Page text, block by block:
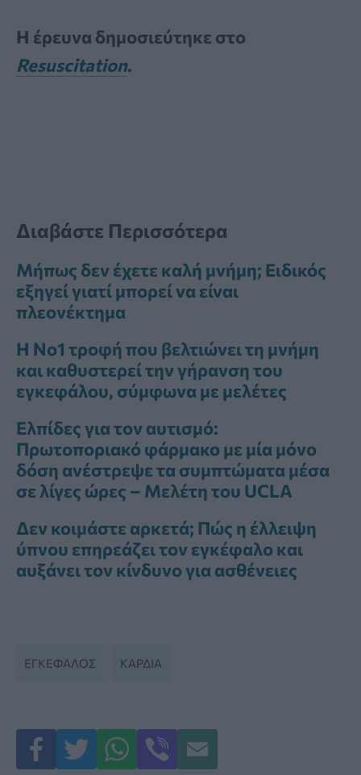
Η έρευνα δημοσιεύτηκε στο
Resuscitation.
Διαβάστε Περισσότερα
Μήπως δεν έχετε καλή μνήμη; Ειδικός
εξηγεί γιατί μπορεί να είναι
πλεονέκτημα
Η Νο1 τροφή που βελτιώνει τη μνήμη
και καθυστερεί την γήρανση του
εγκεφάλου, σύμφωνα με μελέτες
Ελπίδες για τον αυτισμό:
Πρωτοποριακό φάρμακο με μία μόνο
δόση ανέστρεψε τα συμπτώματα μέσα
σε λίγες ώρες – Μελέτη του UCLA
Δεν κοιμάστε αρκετά; Πώς η έλλειψη
ύπνου επηρεάζει τον εγκέφαλο και
αυξάνει τον κίνδυνο για ασθένειες
ΕΓΚΕΦΑΛΟΣ ΚΑΡΔΙΑ